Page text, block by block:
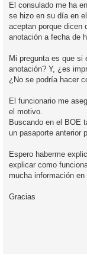
El consulado me ha
se hizo en su día en
aceptan porque dicen
anotación a fecha de
Mi pregunta es que si
anotación? Y, ¿es
¿No se podría hacer
El funcionario me
el motivo.
Buscando en el BOE
un pasaporte anterior
Espero haberme
explicar como
mucha información en
Gracias